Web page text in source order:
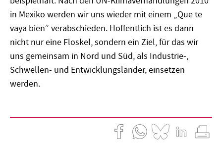
in Mexiko werden wir uns wieder mit einem „Que te
vaya bien“ verabschieden. Hoffentlich ist es dann
nicht nur eine Floskel, sondern ein Ziel, für das wir
uns gemeinsam in Nord und Süd, als Industrie-,
Schwellen- und Entwicklungsländer, einsetzen
werden.